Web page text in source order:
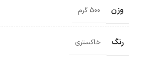
وزن 500 گرم
رنگ خاکستری